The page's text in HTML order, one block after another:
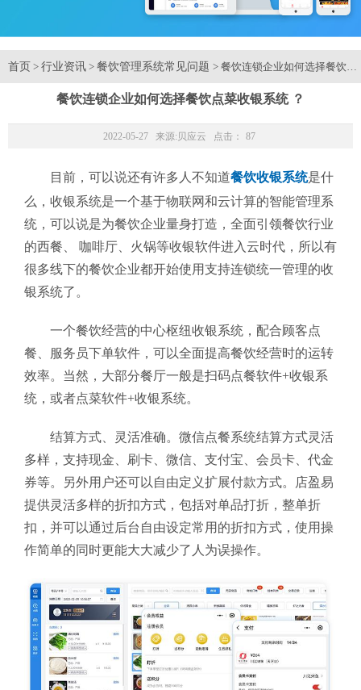
首页 > 行业资讯 > 餐饮管理系统常见问题 > 餐饮连锁企业如何选择餐饮点
餐饮连锁企业如何选择餐饮点菜收银系统 ？
2022-05-27 来源: 贝应云 点击： 87
目前，可以说还有许多人不知道餐饮收银系统是什
么， 收银系统是一个基于物联网和云计算的智能管理系
统，可以说是为餐饮企业量身打造，全面引领餐饮行业
的西餐、 咖啡厅、火锅等收银软件进入云时代， 所以有
很多线下的餐饮企业都开始使用支持连锁统一管理的收
银系统了。
一个餐饮经营的中心枢纽收银系统，配合顾客点
餐、服务员下单软件，可以全面提高餐饮经营时的运转
效率。当然，大部分餐厅一般是扫码点餐软件+收银系
统，或者点菜软件+收银系统。
结算方式、灵活准确‍。微信点餐系统结算方式灵活
多样，支持现金、刷卡、微信、支付宝、会员卡、代金
券等。另外用户还可以自由定义扩展付款方式。店盈易
提供灵活多样的折扣方式，包括对单品打折，整单折
扣，并可以通过后台自由设定常用的折扣方式，使用操
作简单的同时更能大大减少了人为误操作。